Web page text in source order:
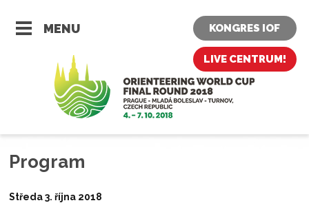
MENU
LIVE CENTRUM!
KONGRES IOF
Program
Středa 3. října 2018